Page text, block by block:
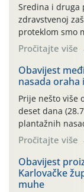
Sredina i druga
zdravstvenoj
proteklom smo
preventivnim
uzročnika
06.7.)! Na
povijesno i
najviše
Pročitajte više
Obavijest
nasada oraha
Prije nešto više
deset dana
plantažnih
leta i
orahove muhe
traje drugi
izražen zadnja
temperature
Pročitajte više
Obavijest
Karlovačke
muhe